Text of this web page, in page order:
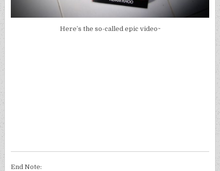
Here’s the so-called epic video~
End Note: